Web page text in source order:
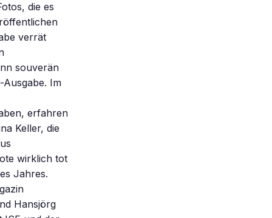
die es
verrät
souverän
Im
erfahren
Keller, die
wirklich tot
Jahres.
Hansjörg